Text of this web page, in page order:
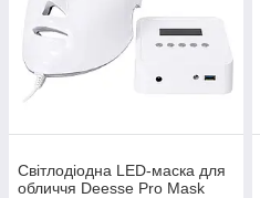
Світлодіодна LED-маска для
обличчя Deesse Pro Mask